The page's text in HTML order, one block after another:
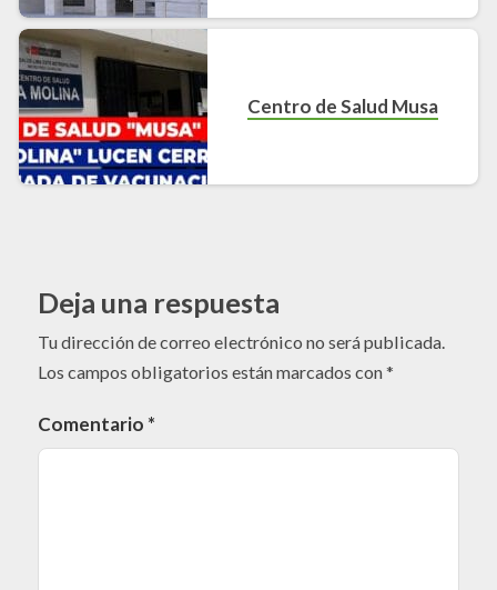
Centro de Salud Musa
Deja una respuesta
Tu dirección de correo electrónico no será publicada.
Los campos obligatorios están marcados con*
Comentario *